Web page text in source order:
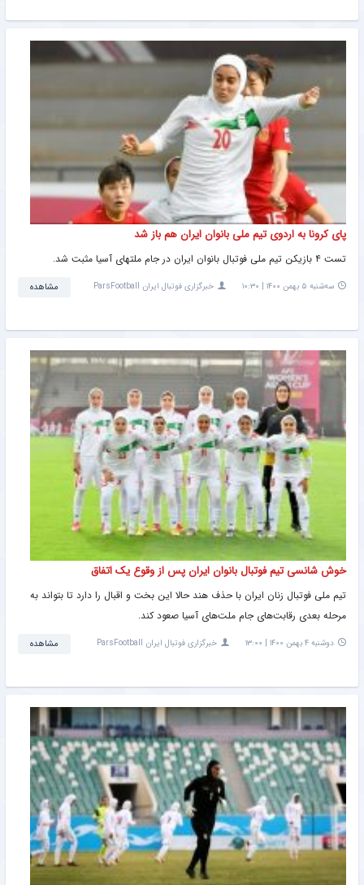
پای کرونا به اردوی تیم ملی بانوان ایران هم باز شد
تست ۴ بازیکن تیم ملی فوتبال بانوان ایران در جام ملتهای آسیا مثبت شد.
سه‌شنبه ۵ بهمن ۱۴۰۰ | ۱۰:۳۰ خبرگزاری فوتبال ایران ParsFootball مشاهده
خوش شانسی تیم فوتبال بانوان ایران پس از وقوع یک اتفاق
تیم ملی فوتبال زنان ایران با حذف هند حالا این بخت و اقبال را دارد تا بتواند به
مرحله بعدی رقابت‌های جام ملت‌های آسیا صعود کند.
دوشنبه ۴ بهمن ۱۴۰۰ | ۱۳:۰۰ خبرگزاری فوتبال ایران ParsFootball مشاهده